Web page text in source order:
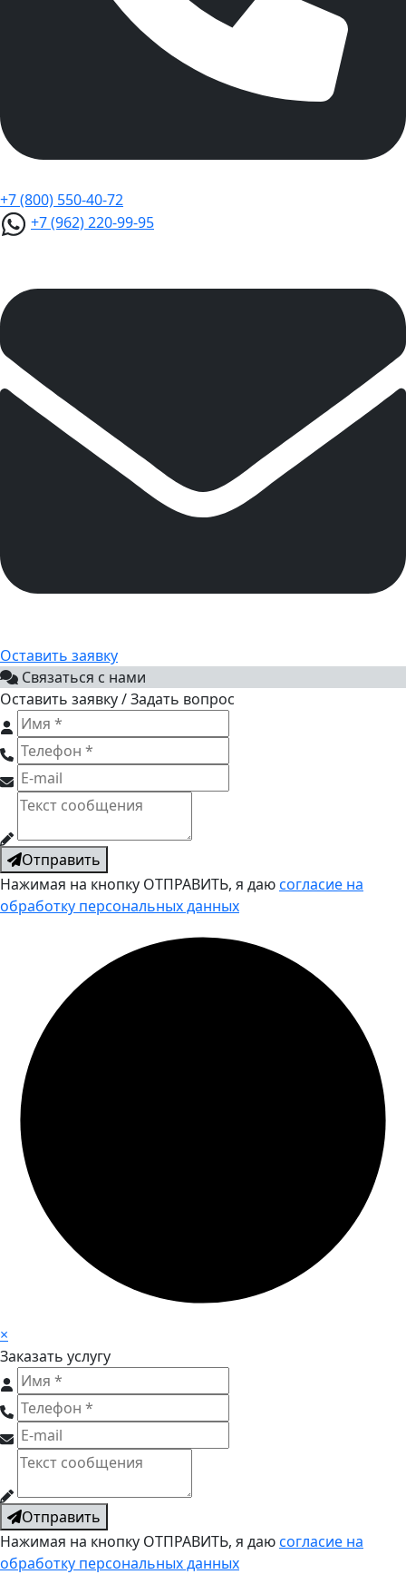
+7 (800) 550-40-72
+7 (962) 220-99-95
Оставить заявку
Связаться с нами
Оставить заявку / Задать вопрос
Отправить
Нажимая на кнопку ОТПРАВИТЬ, я даюсогласие на
обработку персональных данных
×
Заказать услугу
Отправить
Нажимая на кнопку ОТПРАВИТЬ, я даюсогласие на
обработку персональных данных